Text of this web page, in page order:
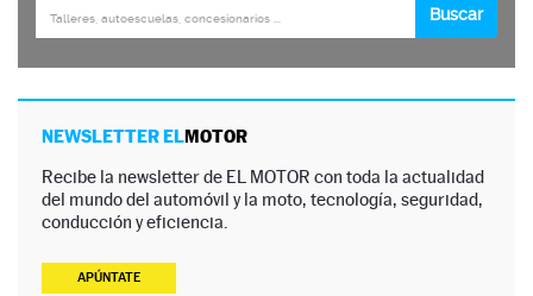
NEWSLETTER ELMOTOR
Recibe la newsletter de EL MOTOR con toda la actualidad
del mundo del automóvil y la moto, tecnología, seguridad,
conducción y eficiencia.
APÚNTATE